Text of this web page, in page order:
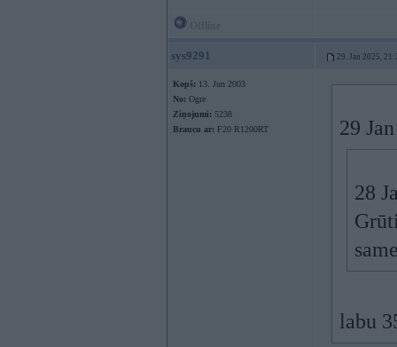
sys9291 29. Jan 2025,
Kopš: 13. Jun 2003
No: Ogre
Ziņojumi: 5238
Braucu ar: F20 R1200RT 29
28
labu